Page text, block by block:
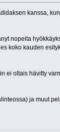
kanssa,
nopeita
koko kauden
ei oltais hävitty
ja muut